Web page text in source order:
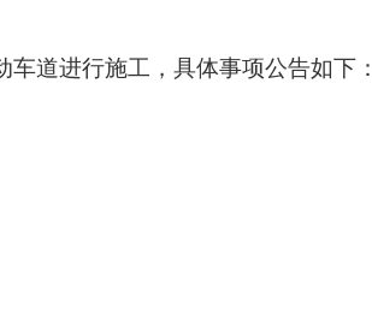
道进行施工，具体事项公告如下：